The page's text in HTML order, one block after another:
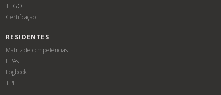
TEGO
Certificação
RESIDENTES
Matriz de competências
EPAs
Logbook
TPI